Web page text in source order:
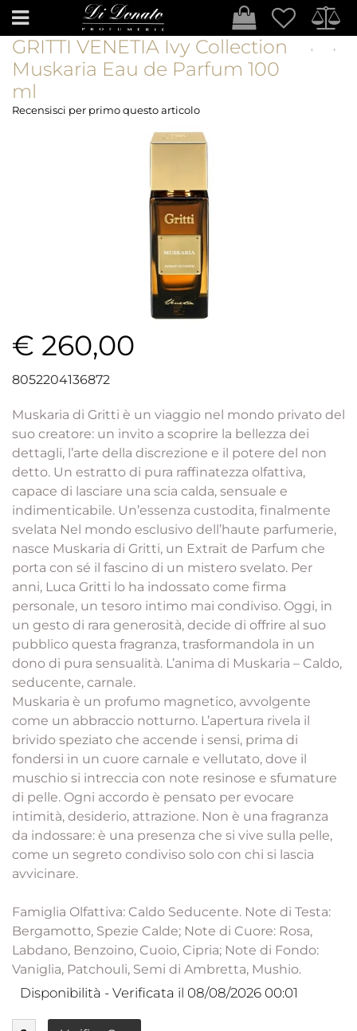
Open
GRITTI VENETIA Ivy Collection
Muskaria Eau de Parfum 100
ml
Recensisci per primo questo articolo
€ 260,00
8052204136872
Muskaria di Gritti è un viaggio nel mondo privato del
suo creatore: un invito a scoprire la bellezza dei
dettagli, l’arte della discrezione e il potere del non
detto. Un estratto di pura raffinatezza olfattiva,
capace di lasciare una scia calda, sensuale e
indimenticabile. Un’essenza custodita, finalmente
svelata Nel mondo esclusivo dell’haute parfumerie,
nasce Muskaria di Gritti, un Extrait de Parfum che
porta con sé il fascino di un mistero svelato. Per
anni, Luca Gritti lo ha indossato come firma
personale, un tesoro intimo mai condiviso. Oggi, in
un gesto di rara generosità, decide di offrire al suo
pubblico questa fragranza, trasformandola in un
dono di pura sensualità. L’anima di Muskaria – Caldo,
seducente, carnale.
Muskaria è un profumo magnetico, avvolgente
come un abbraccio notturno. L’apertura rivela il
brivido speziato che accende i sensi, prima di
fondersi in un cuore carnale e vellutato, dove il
muschio si intreccia con note resinose e sfumature
di pelle. Ogni accordo è pensato per evocare
intimità, desiderio, attrazione. Non è una fragranza
da indossare: è una presenza che si vive sulla pelle,
come un segreto condiviso solo con chi si lascia
avvicinare.
Famiglia Olfattiva: Caldo Seducente. Note di Testa:
Bergamotto, Spezie Calde; Note di Cuore: Rosa,
Labdano, Benzoino, Cuoio, Cipria; Note di Fondo:
Vaniglia, Patchouli, Semi di Ambretta, Mushio.
Disponibilità - Verificata il 08/08/2026 00:01